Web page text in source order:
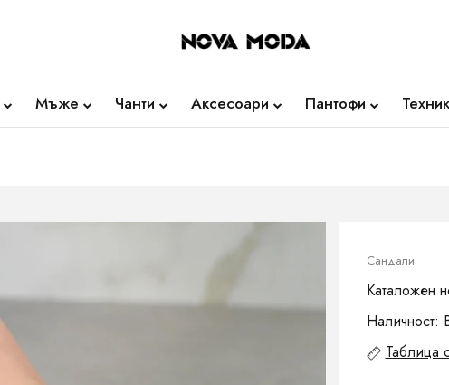
Мъже Чанти Аксесоари Пантофи
Сандали
Каталожен
Наличност:
Таблица